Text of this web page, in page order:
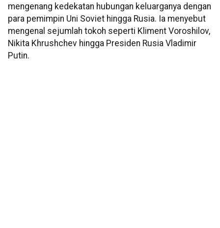
mengenang kedekatan hubungan keluarganya dengan
para pemimpin Uni Soviet hingga Rusia. Ia menyebut
mengenal sejumlah tokoh seperti Kliment Voroshilov,
Nikita Khrushchev hingga Presiden Rusia Vladimir
Putin.